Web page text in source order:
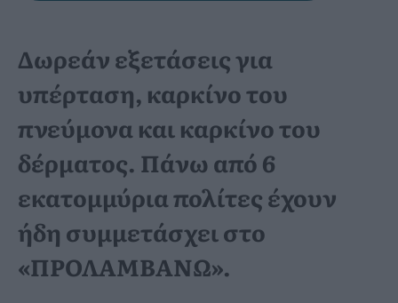
Δωρεάν εξετάσεις για
υπέρταση, καρκίνο του
πνεύμονα και καρκίνο του
δέρματος. Πάνω από 6
εκατομμύρια πολίτες έχουν
ήδη συμμετάσχει στο
«ΠΡΟΛΑΜΒΑΝΩ».